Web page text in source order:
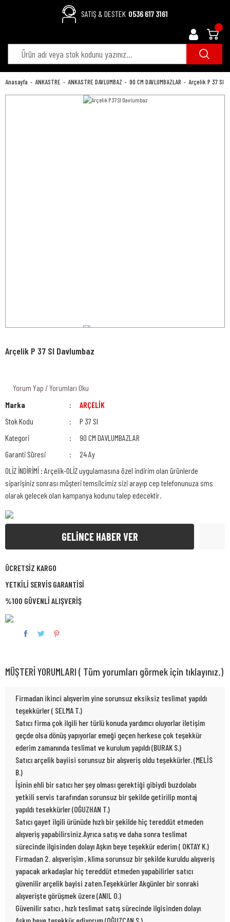
SATIŞ & DESTEK 0536 617 3161
Anasayfa ANKASTRE ANKASTRE DAVLUMBAZ 90 CM DAVLUMBAZLAR Arçelik P 37 SI
Arçelik P 37 SI Davlumbaz
Yorum Yap / Yorumları Oku
Marka
ARÇELİK
Stok Kodu
P 37 SI
Kategori
90 CM DAVLUMBAZLAR
Garanti Süresi
24 Ay
OLİZ İNDİRİMİ : Arçelik-OLİZ uygulamasına özel indirim olan ürünlerde
siparişiniz sonrası müşteri temsilcimiz sizi arayıp cep telefonunuza sms
olarak gelecek olan kampanya kodunu talep edecektir.
GELİNCE HABER VER
ÜCRETSİZ KARGO
YETKİLİ SERVİS GARANTİSİ
%100 GÜVENLİ ALIŞVERİŞ
MÜŞTERİ YORUMLARI ( Tüm yorumları görmek için tıklayınız.)
Firmadan ikinci alışverim yine sorunsuz eksiksiz teslimat yapıldı
teşekkürler ( SELMA T.)
Satıcı firma çok ilgili her türlü konuda yardımcı oluyorlar iletişim
geçde olsa dönüş yapıyorlar emeği geçen herkese çok teşekkür
ederim zamanında teslimat ve kurulum yapıldı (BURAK S.)
Satıcı arçelik bayiisi sorunsuz bir alışveriş oldu teşekkürler. (MELİS
B.)
İşinin ehli bir satıcı her şey olması gerektiği gibiydi buzdolabı
yetkili servis tarafından sorunsuz bir şekilde getirilip montaj
yapıldı tesekkürler (OĞUZHAN T.)
Satıcı gayet ilgili ürünüde hızlı bir şekilde hiç tereddüt etmeden
alışveriş yapabilirsiniz.Ayrıca satış ve daha sonra teslimat
sürecinde ilgisinden dolayı Aşkın beye teşekkür ederim ( OKTAY K.)
Firmadan 2. alışverişim , klima sorunsuz bir şekilde kuruldu alışveriş
yapacak arkadaşlar hiç tereddüt etmeden yapabilirler satıcı
güvenilir arçelik bayisi zaten.Teşekkürler Akgünler bir sonraki
alışverişte görüşmek üzere (ANIL O.)
Güvenilir satıcı , hızlı teslimat satış sürecinde ilgisinden dolayı